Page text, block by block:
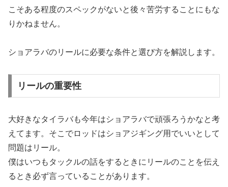
こそある程度のスペックがないと後々苦労することにもな
りかねません。
ショアラバのリールに必要な条件と選び方を解説します。
リールの重要性
大好きなタイラバも今年はショアラバで頑張ろうかなと考
えてます。そこでロッドはショアジギング用でいいとして
問題はリール。
僕はいつもタックルの話をするときにリールのことを伝え
るとき必ず言っていることがあります。